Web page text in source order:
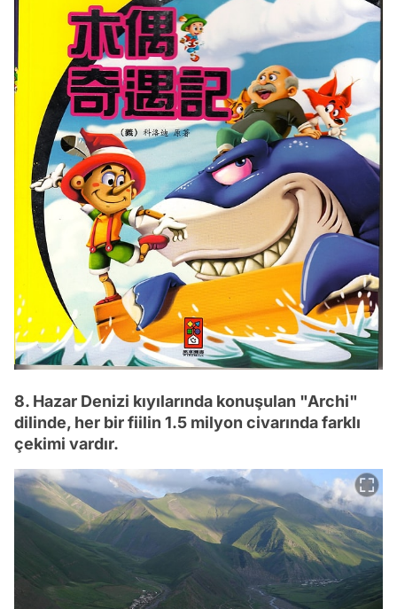
8. Hazar Denizi kıyılarında konuşulan "Archi"
dilinde, her bir fiilin 1.5 milyon civarında farklı
çekimi vardır.